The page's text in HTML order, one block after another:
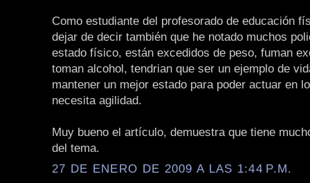
Como estudiante del profesorado de educación
dejar de decir también que he notado muchos
estado físico, están excedidos de peso, fuman
toman alcohol, tendrian que ser un ejemplo de
mantener un mejor estado para poder actuar en
necesita agilidad.
Muy bueno el artículo, demuestra que tiene
del tema.
27 DE ENERO DE 2009 A LAS 1:44 P.M.